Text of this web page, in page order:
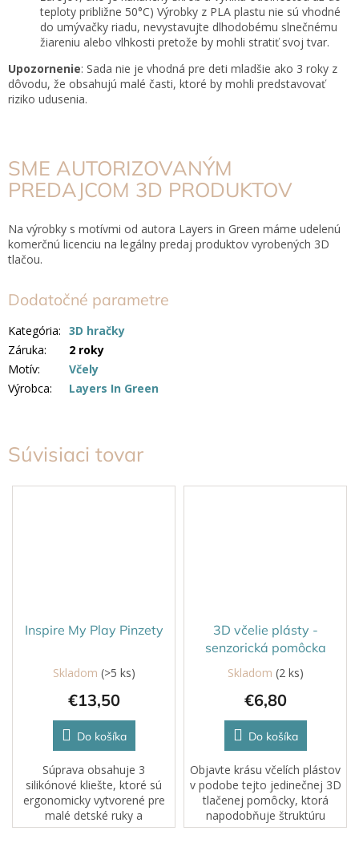
Súvisiaci tovar
Inspire My Play Pinzety
Skladom (>5 ks)
€13,50
Do košíka
Súprava obsahuje 3
silikónové kliešte, ktoré sú
ergonomicky vytvorené pre
malé detské ruky a
jednoduché použitie. Rozvíja
3D včelie plásty -
senzorická pomôcka
Skladom (2 ks)
€6,80
Do košíka
Objavte krásu včelích plástov
v podobe tejto jedinečnej 3D
tlačenej pomôcky, ktorá
napodobňuje štruktúru
pravých medových plástov,
teploty približne 50°C) Výrobky z PLA plastu nie sú vhodné
do umývačky riadu, nevystavujte dlhodobému slnečnému
žiareniu alebo vlhkosti pretože by mohli stratiť svoj tvar.
Upozornenie: Sada nie je vhodná pre deti mladšie ako 3 roky z
dôvodu, že obsahujú malé časti, ktoré by mohli predstavovať
riziko udusenia.
SME AUTORIZOVANÝM
PREDAJCOM 3D PRODUKTOV
Na výrobky s motívmi od autora Layers in Green máme udelenú
komerčnú licenciu na legálny predaj produktov vyrobených 3D
tlačou.
Dodatočné parametre
Kategória: 3D hračky
Záruka:
2 roky
Motív:
Včely
Výrobca: Layers In Green